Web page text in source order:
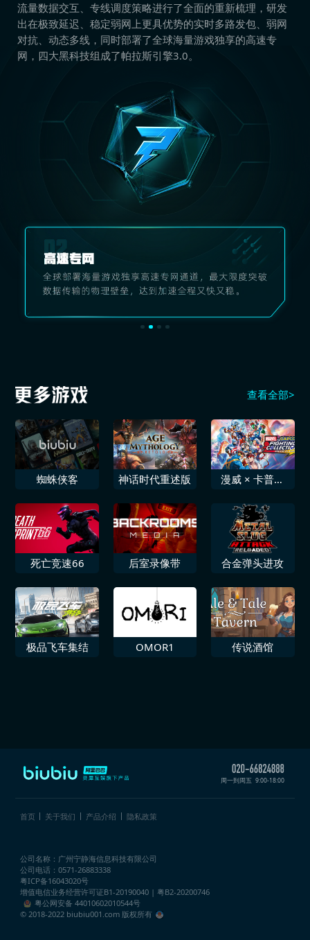
流量数据交互、专线调度策略进行了全面的重新梳理，研发
出在极致延迟、稳定弱网上更具优势的实时多路发包、弱网
对抗、动态多线，同时部署了全球海量游戏独享的高速专
网，四大黑科技组成了帕拉斯引擎3.0。
查看全部>
蜘蛛侠客 神话时代重述版
漫威 × 卡普空
集
死亡竞速66 后室录像带 合金弹头进攻
极品飞车集结 OMOR1 传说酒馆
周一到周五 9:00-18:00
首页 关于我们 产品介绍 隐私政策
公司名称：广州宁静海信息科技有限公司
公司电话：0571-26883338
粤ICP备16043020号
增值电信业务经营许可证B1-20190040 | 粤B2-20200746
粤公网安备 44010602010544号
© 2018-2022 biubiu001.com 版权所有